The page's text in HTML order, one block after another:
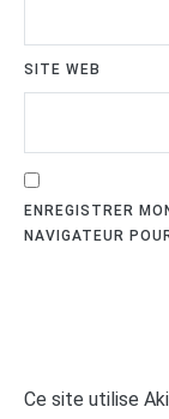
SITE WEB
ENREGISTRER
NAVIGATEUR
Ce site utilise